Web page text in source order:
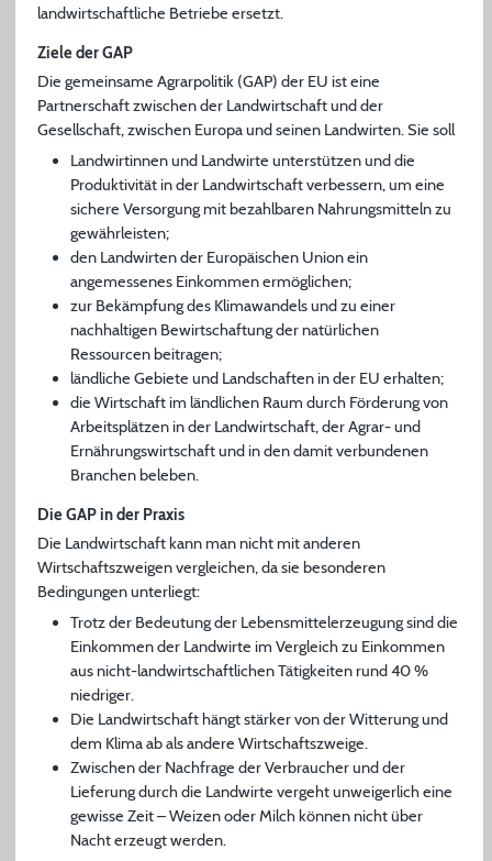
landwirtschaftliche Betriebe ersetzt.
Ziele der GAP
Die gemeinsame Agrarpolitik (GAP) der EU ist eine
Partnerschaft zwischen der Landwirtschaft und der
Gesellschaft, zwischen Europa und seinen Landwirten. Sie soll
Landwirtinnen und Landwirte unterstützen und die
Produktivität in der Landwirtschaft verbessern, um eine
sichere Versorgung mit bezahlbaren Nahrungsmitteln zu
gewährleisten;
den Landwirten der Europäischen Union ein
angemessenes Einkommen ermöglichen;
zur Bekämpfung des Klimawandels und zu einer
nachhaltigen Bewirtschaftung der natürlichen
Ressourcen beitragen;
ländliche Gebiete und Landschaften in der EU erhalten;
die Wirtschaft im ländlichen Raum durch Förderung von
Arbeitsplätzen in der Landwirtschaft, der Agrar- und
Ernährungswirtschaft und in den damit verbundenen
Branchen beleben.
Die GAP in der Praxis
Die Landwirtschaft kann man nicht mit anderen
Wirtschaftszweigen vergleichen, da sie besonderen
Bedingungen unterliegt:
Trotz der Bedeutung der Lebensmittelerzeugung sind die
Einkommen der Landwirte im Vergleich zu Einkommen
aus nicht-landwirtschaftlichen Tätigkeiten rund 40 %
niedriger.
Die Landwirtschaft hängt stärker von der Witterung und
dem Klima ab als andere Wirtschaftszweige.
Zwischen der Nachfrage der Verbraucher und der
Lieferung durch die Landwirte vergeht unweigerlich eine
gewisse Zeit – Weizen oder Milch können nicht über
Nacht erzeugt werden.